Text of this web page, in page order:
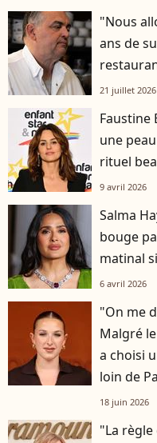
"Nous
ans de
21 juillet 2026
Faustine
une
rituel
9 avril 2026
Salma
bouge
matinal
6 avril 2026
"On me
Malgré
a choisi
loin de
18 juin 2026
"La